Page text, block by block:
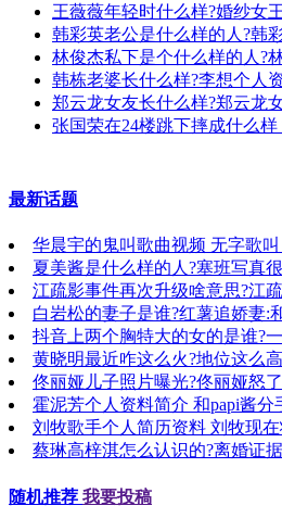
王薇薇年轻时什么样?婚纱女
韩彩英老公是什么样的人?韩
林俊杰私下是个什么样的人?
韩栋老婆长什么样?李想个人
郑云龙女友长什么样?郑云龙
张国荣在24楼跳下摔成什么
最新话题
华晨宇的鬼叫歌曲视频 无字歌
夏美酱是什么样的人?塞班写真
江疏影事件再次升级啥意思?江
白岩松的妻子是谁?红薯追娇妻:
抖音上两个胸特大的女的是谁?
黄晓明最近咋这么火?地位这么
佟丽娅儿子照片曝光?佟丽娅怒
霍泥芳个人资料简介 和papi酱分
刘牧歌手个人简历资料 刘牧现
蔡琳高梓淇怎么认识的?离婚证
随机推荐 我要投稿